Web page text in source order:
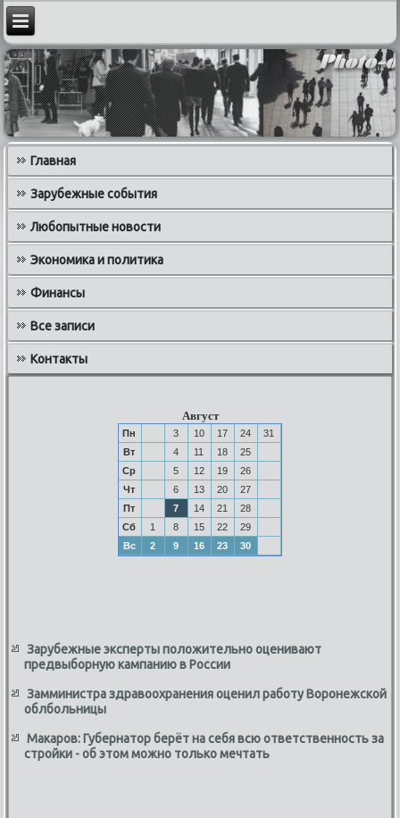
Главная
Зарубежные события
Любопытные новости
Экономика и политика
Финансы
Все записи
Контакты
Август
Пн 3 10 17 24
31
Вт
4 11 18
25
Ср
5 12 19
26
Чт
6 13 20
27
Пт
7 14 21
28
Сб
1 8 15 22
29
Вс
2 9 16 23 30
Зарубежные эксперты положительно оценивают
предвыборную кампанию в России
Замминистра здравоохранения оценил работу Воронежской
облбольницы
Макаров: Губернатор берёт на себя всю ответственность за
стройки - об этом можно только мечтать